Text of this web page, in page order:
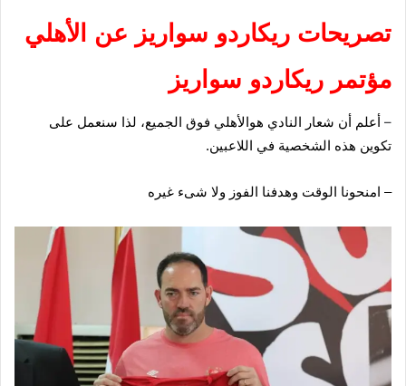
تصريحات ريكاردو سواريز عن الأهلي
مؤتمر ريكاردو سواريز
– أعلم أن شعار النادي هوالأهلي فوق الجميع، لذا سنعمل على
تكوين هذه الشخصية في اللاعبين.
– امنحونا الوقت وهدفنا الفوز ولا شىء غيره